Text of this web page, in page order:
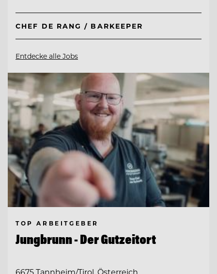
CHEF DE RANG / BARKEEPER
Entdecke alle Jobs
TOP ARBEITGEBER
Jungbrunn - Der Gutzeitort